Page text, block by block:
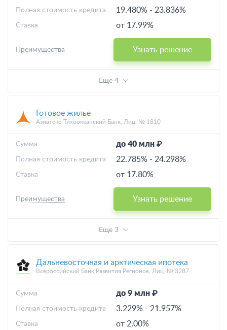
19.480% - 23.836%
Полная стоимость кредита
от 17.99%
Ставка
Узнать решение
Преимущества
Еще 4
Готовое жилье
Азиатско-Тихоокеанский Банк, Лиц. № 1810
до 40 млн ₽
Cумма
22.785% - 24.298%
Полная стоимость кредита
от 17.80%
Ставка
Узнать решение
Преимущества
Еще 3
Дальневосточная и арктическая ипотека
Всероссийский Банк Развития Регионов, Лиц. № 3287
до 9 млн ₽
Cумма
3.229% - 21.957%
Полная стоимость кредита
от 2.00%
Ставка